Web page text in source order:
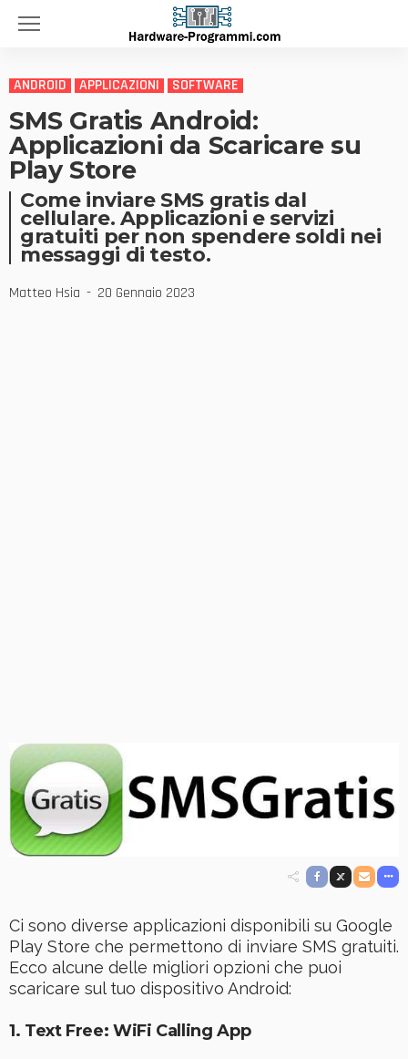
ANDROID APPLICAZIONI SOFTWARE
SMS Gratis Android:
Applicazioni da Scaricare su
Play Store
Come inviare SMS gratis dal
cellulare. Applicazioni e servizi
gratuiti per non spendere soldi nei
messaggi di testo.
Matteo Hsia 20 Gennaio 2023
Ci sono diverse applicazioni disponibili su Google
Play Store che permettono di inviare SMS gratuiti.
Ecco alcune delle migliori opzioni che puoi
scaricare sul tuo dispositivo Android:
1. Text Free: WiFi Calling App